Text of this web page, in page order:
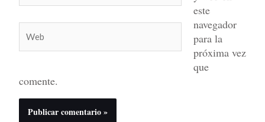
este
navegador
para la
próxima vez
que
comente.